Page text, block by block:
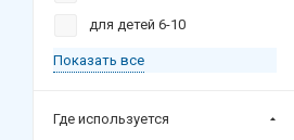
для детей 6-10
Показать все
Где используется